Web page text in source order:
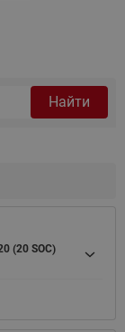
Найти
(20 SOC)